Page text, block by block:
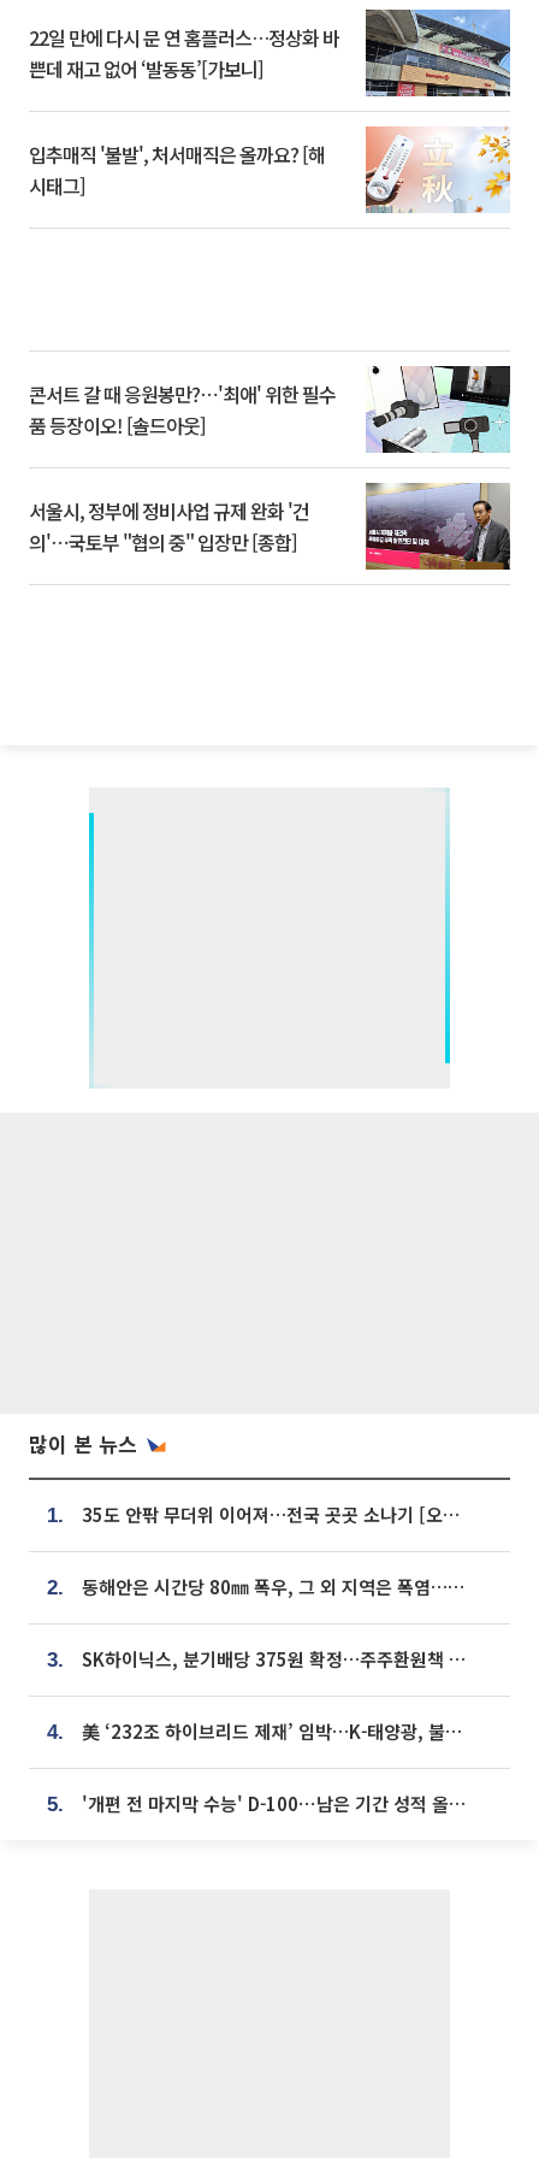
22일 만에 다시 문 연 홈플러스…정상화 바
쁜데 재고 없어 ‘발동동’[가보니]
입추매직 '불발', 처서매직은 올까요? [해
시태그]
콘서트 갈 때 응원봉만?⋯'최애' 위한 필수
품 등장이오! [솔드아웃]
서울시, 정부에 정비사업 규제 완화 '건
의'⋯국토부 "협의 중" 입장만 [종합]
많이 본 뉴스
1. 35도 안팎 무더위 이어져…전국 곳곳 소나기 [오늘 날씨]
2. 동해안은 시간당 80㎜ 폭우, 그 외 지역은 폭염…‘극과 극 날씨’
3. SK하이닉스, 분기배당 375원 확정…주주환원책 9월로 앞당겨 발표
4. 美 ‘232조 하이브리드 제재’ 임박…K-태양광, 불확실성 털고 날개 다나
5. '개편 전 마지막 수능' D-100⋯남은 기간 성적 올릴 전략은